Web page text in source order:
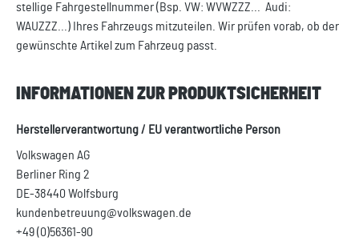
stellige Fahrgestellnummer (Bsp. VW: WVWZZZ... Audi:
WAUZZZ...) Ihres Fahrzeugs mitzuteilen. Wir prüfen vorab, ob der
gewünschte Artikel zum Fahrzeug passt.
INFORMATIONEN ZUR PRODUKTSICHERHEIT
Herstellerverantwortung / EU verantwortliche Person
Volkswagen AG
Berliner Ring 2
DE-38440 Wolfsburg
kundenbetreuung@volkswagen.de
+49 (0)56361-90